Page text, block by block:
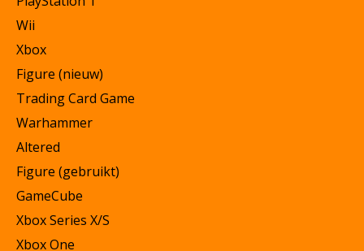
Wii
Xbox
Figure (nieuw)
Trading Card Game
Warhammer
Altered
Figure (gebruikt)
GameCube
Xbox Series X/S
Xbox One